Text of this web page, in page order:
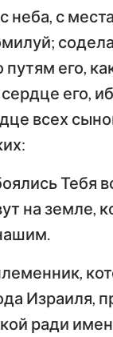
4 5
18 19
неба, с
его,
его,
всех
Тебя
на земле,
Израиля,
ради